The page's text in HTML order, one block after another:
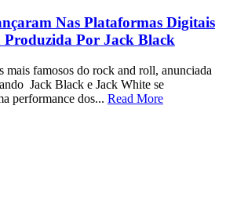
Nas Plataformas Digitais
Produzida Por Jack Black
mais famosos do rock and roll, anunciada
Jack Black e Jack White se
performance dos... Read More